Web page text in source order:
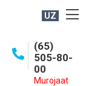
UZ
(65)
505-80-
00
Murojaat